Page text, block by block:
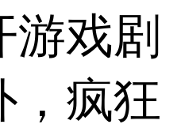
戏剧
，疯狂